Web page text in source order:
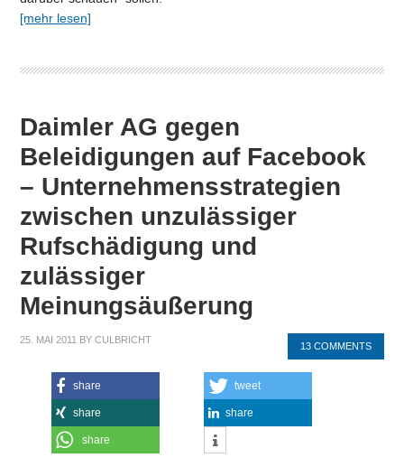
[mehr lesen]
Daimler AG gegen
Beleidigungen auf Facebook
– Unternehmensstrategien
zwischen unzulässiger
Rufschädigung und
zulässiger
Meinungsäußerung
25. MAI 2011 BYCULBRICHT
13 COMMENTS
share tweet
share share
share